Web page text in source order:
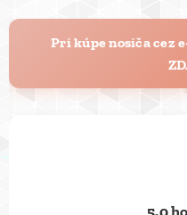
Pri kúpe nosiča cez